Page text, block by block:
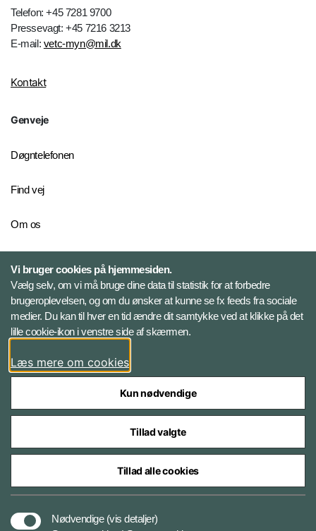
Telefon: +45 7281 9700
Pressevagt: +45 7216 3213
E-mail: vetc-myn@mil.dk
Kontakt
Genveje
Døgntelefonen
Find vej
Om os
Følg Veterancentret
Facebook
Styrelser og myndigheder under Forsvarsministeriet
Vi bruger cookies på hjemmesiden.
Vælg selv, om vi må bruge dine data til statistik for at forbedre
brugeroplevelsen, og om du ønsker at kunne se fx feeds fra sociale
medier. Du kan til hver en tid ændre dit samtykke ved at klikke på det
lille cookie-ikon i venstre side af skærmen.
Læs mere om cookies
Kun nødvendige
Tillad valgte
Tillad alle cookies
Nødvendige (vis detaljer)